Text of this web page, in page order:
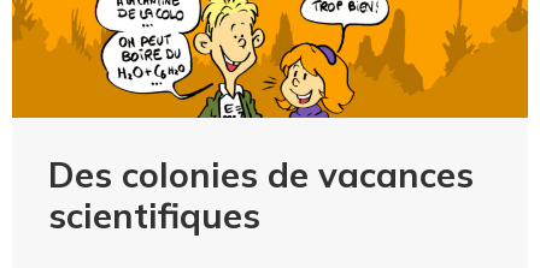
Des colonies de vacances
scientifiques